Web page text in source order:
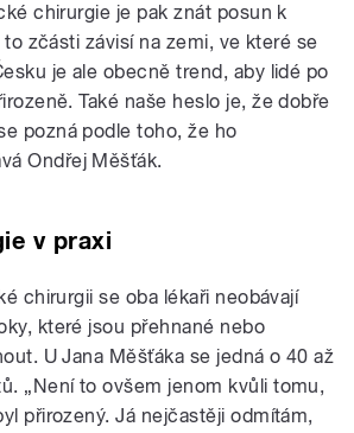
chirurgie je pak znát posun k
zčásti závisí na zemi, ve které se
je ale obecně trend, aby lidé po
Také naše heslo je, že dobře
pozná podle toho, že ho
Ondřej Měšťák.
v praxi
chirurgii se oba lékaři neobávají
které jsou přehnané nebo
U Jana Měšťáka se jedná o 40 až
„Není to ovšem jenom kvůli tomu,
přirozený. Já nejčastěji odmítám,